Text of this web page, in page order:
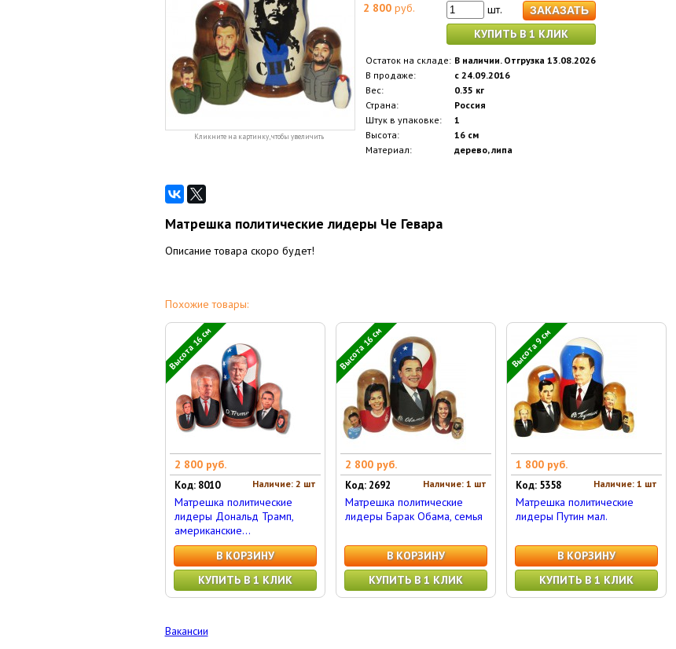
Кликните на картинку, чтобы увеличить
2 800руб.
шт.
КУПИТЬ В 1 КЛИК
Остаток на складе: В наличии. Отгрузка 13.08.2026
В продаже:
с 24.09.2016
Вес:
0.35 кг
Страна:
Россия
Штук в упаковке:
1
Высота:
16 см
Материал:
дерево, липа
Матрешка политические лидеры Че Гевара
Описание товара скоро будет!
Похожие товары:
Высота 16 см
2 800 руб.
Наличие: 2 шт
Код: 8010
Матрешка политические
лидеры Дональд Трамп,
американские...
В КОРЗИНУ
КУПИТЬ В 1 КЛИК
Высота 16 см
2 800 руб.
Наличие: 1 шт
Код: 2692
Матрешка политические
лидеры Барак Обама, семья
В КОРЗИНУ
КУПИТЬ В 1 КЛИК
Высота 9 см
1 800 руб.
Наличие: 1 шт
Код: 5358
Матрешка политические
лидеры Путин мал.
В КОРЗИНУ
КУПИТЬ В 1 КЛИК
Вакансии